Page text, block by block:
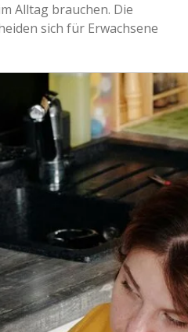
Alltag brauchen. Die
sich für Erwachsene